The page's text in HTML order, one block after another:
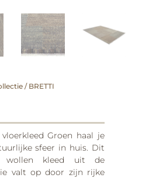
/ BRETTI
Groen haal je
sfeer in huis. Dit
wollen kleed uit de
valt op door zijn rijke